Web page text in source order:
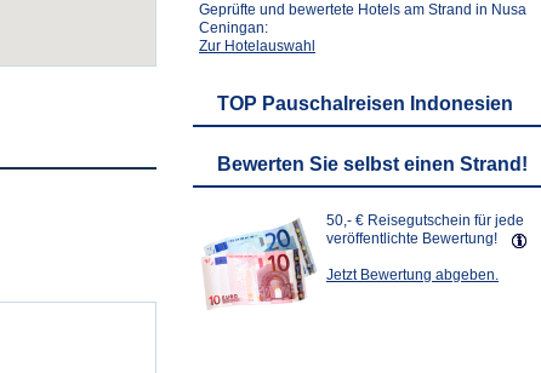
Geprüfte und bewertete Hotels am Strand in Nusa
Ceningan:
Zur Hotelauswahl
TOP Pauschalreisen Indonesien
Bewerten Sie selbst einen Strand!
50,- € Reisegutschein für jede
veröffentlichte Bewertung!
Jetzt Bewertung abgeben.